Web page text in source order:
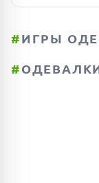
#ИГРЫ
#